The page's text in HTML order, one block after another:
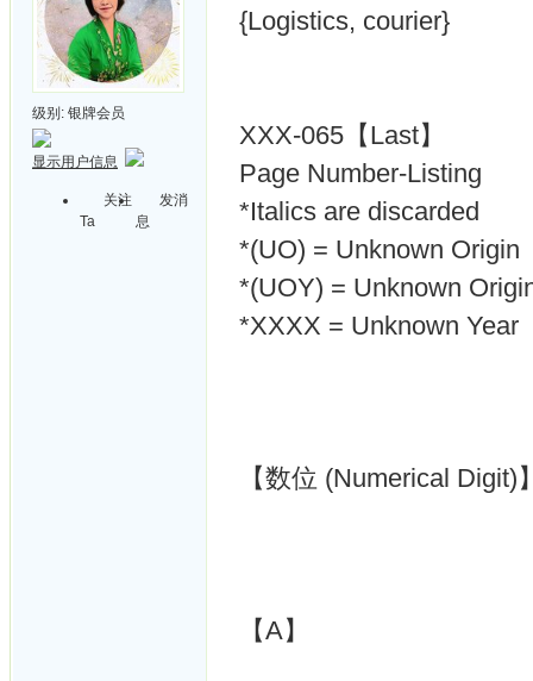
级别: 银牌会员
显示用户信息
关注
Ta
发消
息
{Logistics, courier}
XXX-065【Last】
Page Number-Listing
*Italics are discarded
*(UO) = Unknown Origin
*(UOY) = Unknown
*XXXX = Unknown Year
【数位 (Numerical Digit)
【A】